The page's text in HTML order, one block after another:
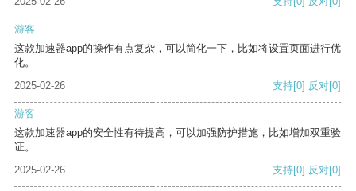
游客
这款加速器app的操作有点复杂，可以简化一下，比如将设置页面进行优
化。
2025-02-26
支持[0] 反对[0]
游客
这款加速器app的安全性有待提高，可以加强防护措施，比如增加双重验
证。
2025-02-26
支持[0] 反对[0]